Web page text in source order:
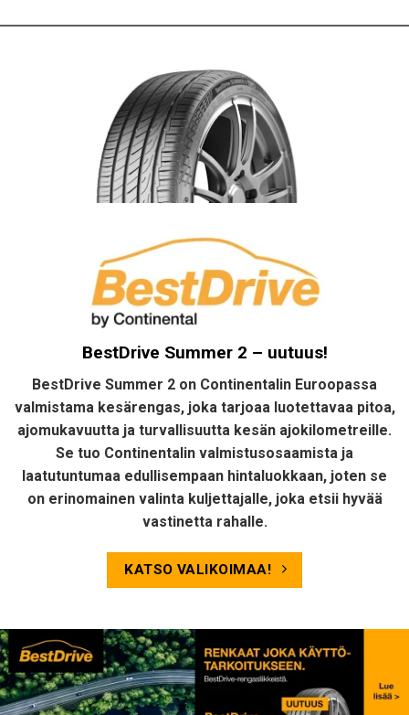
BestDrive Summer 2 – uutuus!
BestDrive Summer 2 on Continentalin Euroopassa
valmistama kesärengas, joka tarjoaa luotettavaa pitoa,
ajomukavuutta ja turvallisuutta kesän ajokilometreille.
Se tuo Continentalin valmistusosaamista ja
laatutuntumaa edullisempaan hintaluokkaan, joten se
on erinomainen valinta kuljettajalle, joka etsii hyvää
vastinetta rahalle.
KATSO VALIKOIMAA!